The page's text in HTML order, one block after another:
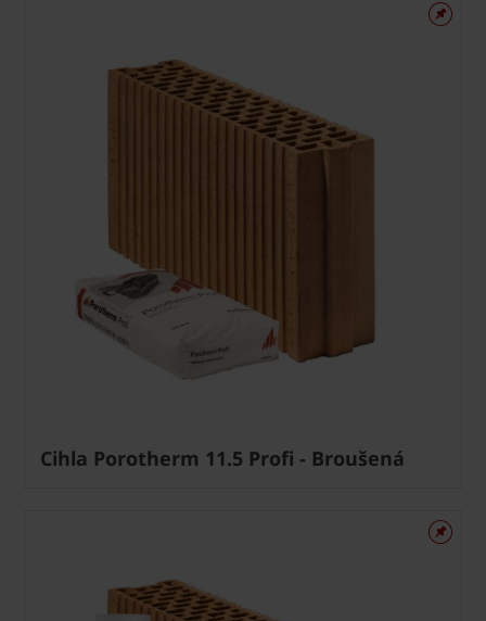
Cihla Porotherm 11.5 Profi - Broušená